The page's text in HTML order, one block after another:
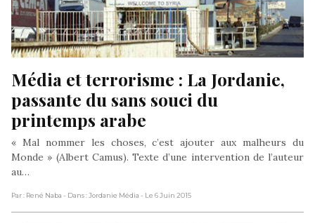
Média et terrorisme : La Jordanie,
passante du sans souci du
printemps arabe
« Mal nommer les choses, c’est ajouter aux malheurs du
Monde » (Albert Camus). Texte d’une intervention de l’auteur
au…
Par : René Naba - Dans : Jordanie Média - Le 6 Juin 2015